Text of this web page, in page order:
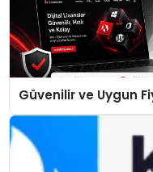
Güvenilir ve Uygun